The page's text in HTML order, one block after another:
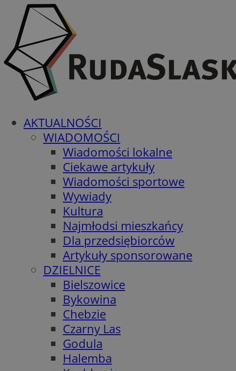
AKTUALNOŚCI
WIADOMOŚCI
Wiadomości lokalne
Ciekawe artykuły
Wiadomości sportowe
Wywiady
Kultura
Najmłodsi mieszkańcy
Dla przedsiębiorców
Artykuły sponsorowane
DZIELNICE
Bielszowice
Bykowina
Chebzie
Czarny Las
Godula
Halemba